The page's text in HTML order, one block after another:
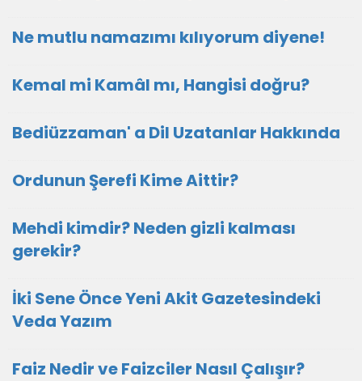
Ne mutlu namazımı kılıyorum diyene!
Kemal mi Kamâl mı, Hangisi doğru?
Bediüzzaman' a Dil Uzatanlar Hakkında
Ordunun Şerefi Kime Aittir?
Mehdi kimdir? Neden gizli kalması
gerekir?
İki Sene Önce Yeni Akit Gazetesindeki
Veda Yazım
Faiz Nedir ve Faizciler Nasıl Çalışır?